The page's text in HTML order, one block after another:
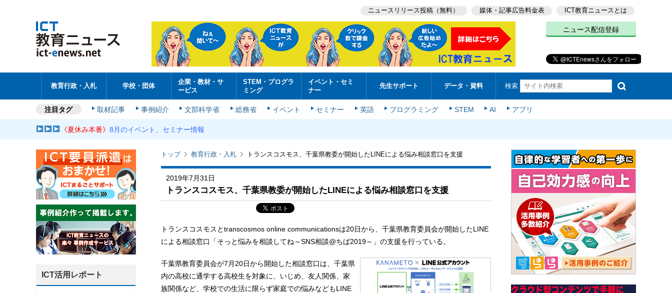
ニュースリリース投稿（無料） 媒体・記事広告料金表 ICT教育ニュースとは
ニュース配信登録
教育行政・入札 学校・団体
企業・教材・サ
ービス
STEM・プログラ
ミング
イベント・セミ
ナー
先生サポート データ・資料 検索
注目タグ 取材記事 事例紹介 文部科学省 総務省 イベント セミナー 英語 プログラミング STEM AI アプリ
《夏休み本番》8月のイベント、セミナー情報
トップ 教育行政・入札 トランスコスモス、千葉県教委が開始したLINEによる悩み相談窓口を支援
2019年7月31日
トランスコスモス、千葉県教委が開始したLINEによる悩み相談窓口を支援
トランスコスモスとtranscosmos online communicationsは20日から、千葉県教育委員会が開始したLINE
による相談窓口「そっと悩みを相談してね～SNS相談@ちば2019～」の支援を行っている。
千葉県教育委員会が7月20日から開始した相談窓口は、千葉県
内の高校に通学する高校生を対象に、いじめ、友人関係、家
族関係など、学校での生活に限らず家庭での悩みなどもLINE
ICT活用レポート